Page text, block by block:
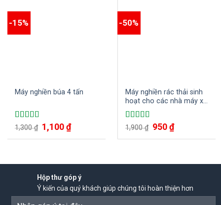
-15%
Máy nghiền búa 4 tấn
Được xếp
5
sao
1,300₫ Giá
gốc
là:
1,100₫Giá
hiện
tại
-50%
Máy nghiền rác thải sinh
hoạt cho các nhà máy xử
lý rác thải
Được xếp
sao
1,900₫ Giá
gốc
là:
950₫Giá
hiện
tại
Hộp thư góp ý
Ý kiến của quý khách giúp chúng tôi hoàn thiện hơn